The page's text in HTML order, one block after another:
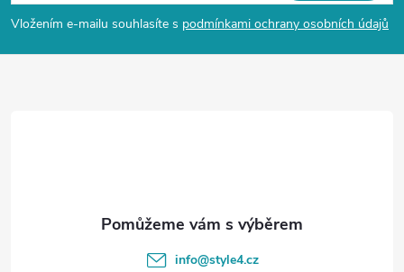
pVložením e-mailu souhlasíte s podmínkami ochrany osobních údajů
info@style4.cz